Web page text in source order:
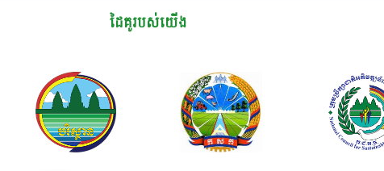
ដៃគូរបស់យើង